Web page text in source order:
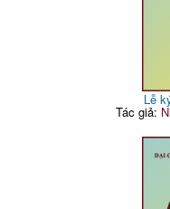
Lễ
Tác giả: